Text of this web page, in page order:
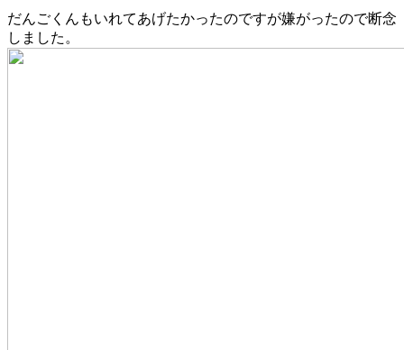
だんごくんもいれてあげたかったのですが嫌がったので断念
しました。